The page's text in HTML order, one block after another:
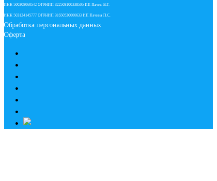
ИНН 500308060542 ОГРНИП 322508100338505 ИП Пачин В.Г.
ИНН 503124145777 ОГРНИП 31650530006633 ИП Пачина П.С.
Обработка персональных данных
Оферта